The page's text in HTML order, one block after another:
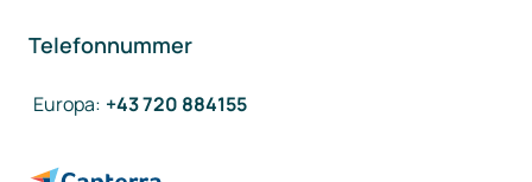
Telefonnummer
Europa: +43 720 884155